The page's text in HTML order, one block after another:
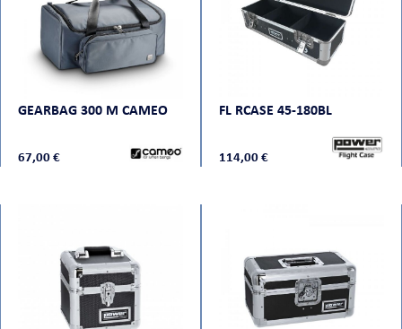
GEARBAG 300 M CAMEO
67,00 €
FL RCASE 45-180BL
114,00 €